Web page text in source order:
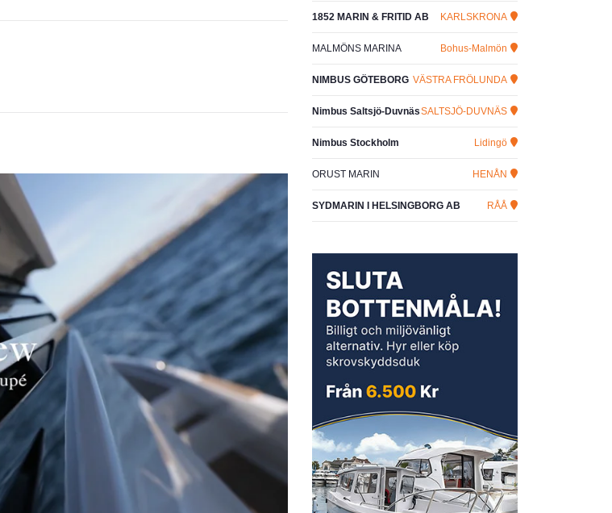
1852 MARIN & FRITID AB KARLSKRONA
MALMÖNS MARINA Bohus-Malmön
NIMBUS GÖTEBORG VÄSTRA FRÖLUNDA
Nimbus Saltsjö-DuvnäsSALTSJÖ-DUVNÄS
Nimbus Stockholm Lidingö
ORUST MARIN HENÅN
SYDMARIN I HELSINGBORG AB RÅÅ